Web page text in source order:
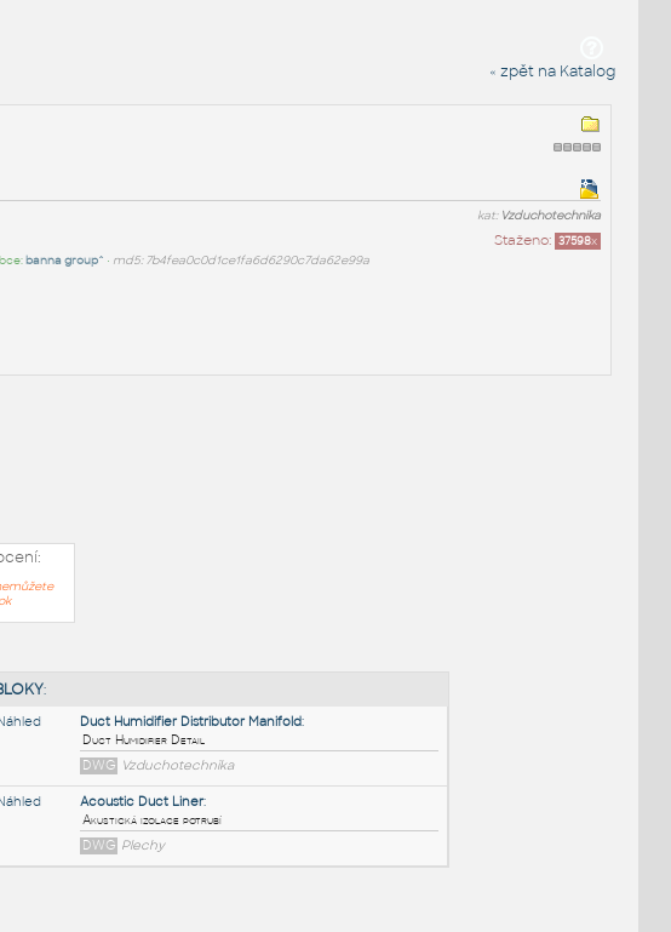
« zpět na Katalog
kat: Vzduchotechnika
Staženo: 37598x
banna group^ • md5: 7b4fea0c0d1ce1fa6d6290c7da62e99a